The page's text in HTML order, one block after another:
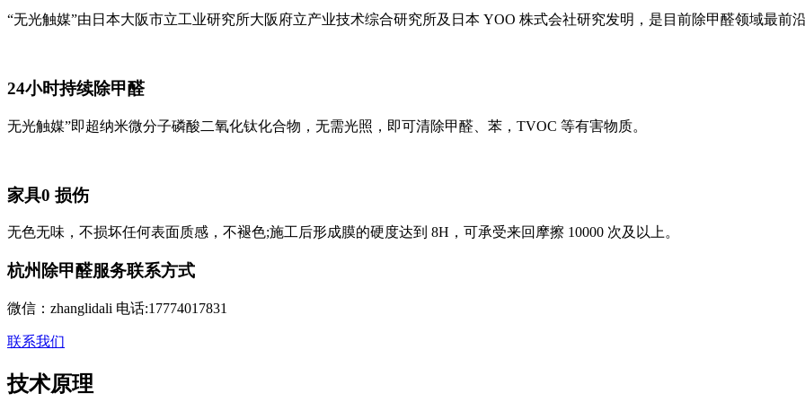
“无光触媒”由日本大阪市立工业研究所大阪府立产业技术综合研究所及日本 YOO 株式会社研究发明，是目前除甲醛领域最前
24小时持续除甲醛
无光触媒”即超纳米微分子磷酸二氧化钛化合物，无需光照，即可清除甲醛、苯，TVOC 等有害物质。
家具0 损伤
无色无味，不损坏任何表面质感，不褪色;施工后形成膜的硬度达到 8H，可承受来回摩擦 10000 次及以上。
杭州除甲醛服务联系方式
微信：zhanglidali 电话:17774017831
联系我们
技术原理